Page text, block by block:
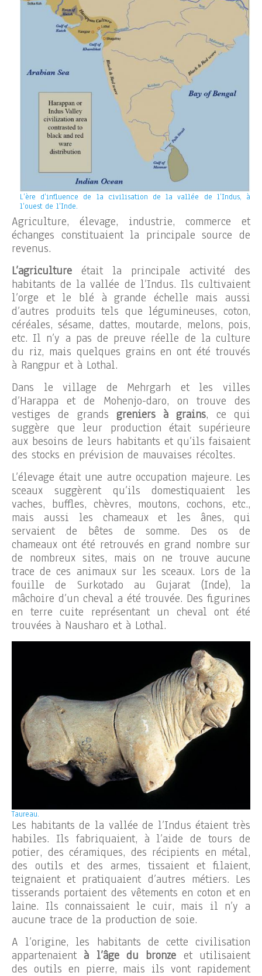
L’ère d’influence de la civilisation de la vallée de l’Indus, à
l’ouest de l’Inde.
Agriculture, élevage, industrie, commerce et
échanges constituaient la principale source de
revenus.
L’agriculture était la principale activité des
habitants de la vallée de l’Indus. Ils cultivaient
l’orge et le blé à grande échelle mais aussi
d’autres produits tels que légumineuses, coton,
céréales, sésame, dattes, moutarde, melons, pois,
etc. Il n’y a pas de preuve réelle de la culture
du riz, mais quelques grains en ont été trouvés
à Rangpur et à Lothal.
Dans le village de Mehrgarh et les villes
d’Harappa et de Mohenjo-daro, on trouve des
vestiges de grands greniers à grains, ce qui
suggère que leur production était supérieure
aux besoins de leurs habitants et qu’ils faisaient
des stocks en prévision de mauvaises récoltes.
L’élevage était une autre occupation majeure. Les
sceaux suggèrent qu’ils domestiquaient les
vaches, buffles, chèvres, moutons, cochons, etc.,
mais aussi les chameaux et les ânes, qui
servaient de bêtes de somme. Des os de
chameaux ont été retrouvés en grand nombre sur
de nombreux sites, mais on ne trouve aucune
trace de ces animaux sur les sceaux. Lors de la
fouille de Surkotado au Gujarat (Inde), la
mâchoire d’un cheval a été trouvée. Des figurines
en terre cuite représentant un cheval ont été
trouvées à Nausharo et à Lothal.
Taureau.
Les habitants de la vallée de l’Indus étaient très
habiles. Ils fabriquaient, à l’aide de tours de
potier, des céramiques, des récipients en métal,
des outils et des armes, tissaient et filaient,
teignaient et pratiquaient d’autres métiers. Les
tisserands portaient des vêtements en coton et en
laine. Ils connaissaient le cuir, mais il n’y a
aucune trace de la production de soie.
A l’origine, les habitants de cette civilisation
appartenaientà l’âge du bronze et utilisaient
des outils en pierre, mais ils vont rapidement